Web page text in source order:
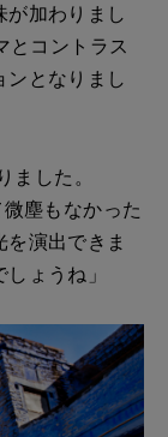
が加わりまし
とコントラス
ンとなりまし
ました。
塵もなかった
演出できま
ょうね」